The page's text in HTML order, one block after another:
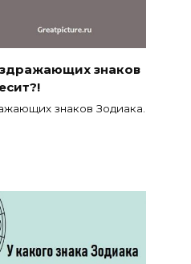
знаков
знаков Зодиака.